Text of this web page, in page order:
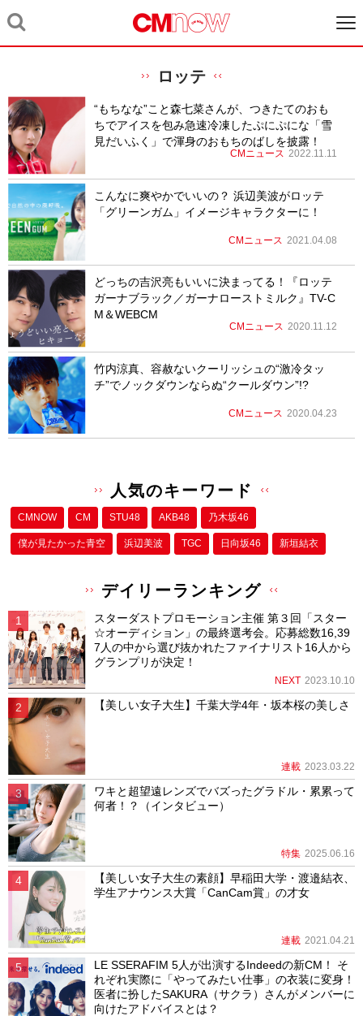
ロッテ
“もちなな”こと森七菜さんが、つきたてのおも
ちでアイスを包み急速冷凍したぷにぷにな「雪
見だいふく」で渾身のおもちのばしを披露！
CMニュース 2022.11.11
こんなに爽やかでいいの？ 浜辺美波がロッテ
「グリーンガム」イメージキャラクターに！
CMニュース 2021.04.08
どっちの吉沢亮もいいに決まってる！『ロッテ
ガーナブラック／ガーナローストミルク』TV-C
M＆WEBCM
CMニュース 2020.11.12
竹内涼真、容赦ないクーリッシュの“激冷タッ
チ”でノックダウンならぬ“クールダウン”!?
CMニュース 2020.04.23
人気のキーワード
CMNOW CM STU48 AKB48 乃木坂46
僕が⾒たかった⻘空 浜辺美波 TGC 日向坂46 新垣結衣
デイリーランキング
スターダストプロモーション主催 第３回「スター
☆オーディション」の最終選考会。応募総数16,39
7人の中から選び抜かれたファイナリスト16人から
グランプリが決定！
NEXT 2023.10.10
【美しい女子大生】千葉大学4年・坂本桜の美しさ
連載 2023.03.22
ワキと超望遠レンズでバズったグラドル・累累って
何者！？（インタビュー）
特集 2025.06.16
【美しい女子大生の素顔】早稲田大学・渡邉結衣、
学生アナウンス大賞「CanCam賞」の才女
連載 2021.04.21
LE SSERAFIM 5人が出演するIndeedの新CM！ そ
れぞれ実際に「やってみたい仕事」の衣装に変身！
医者に扮したSAKURA（サクラ）さんがメンバーに
向けたアドバイスとは？